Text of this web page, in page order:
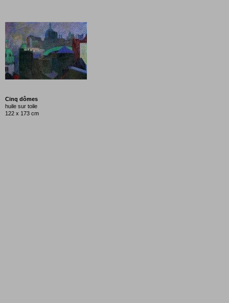
Cinq dômes
huile sur toile
122 x 173 cm